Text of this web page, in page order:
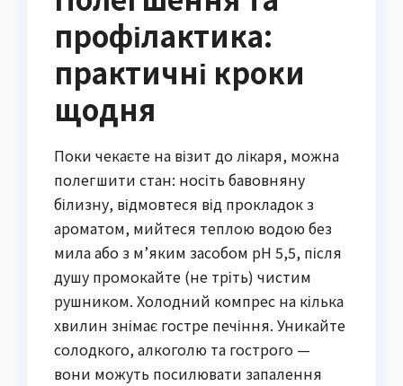
профілактика:
практичні кроки
щодня
Поки чекаєте на візит до лікаря, можна
полегшити стан: носіть бавовняну
білизну, відмовтеся від прокладок з
ароматом, мийтеся теплою водою без
мила або з м’яким засобом pH 5,5, після
душу промокайте (не тріть) чистим
рушником. Холодний компрес на кілька
хвилин знімає гостре печіння. Уникайте
солодкого, алкоголю та гострого —
вони можуть посилювати запалення